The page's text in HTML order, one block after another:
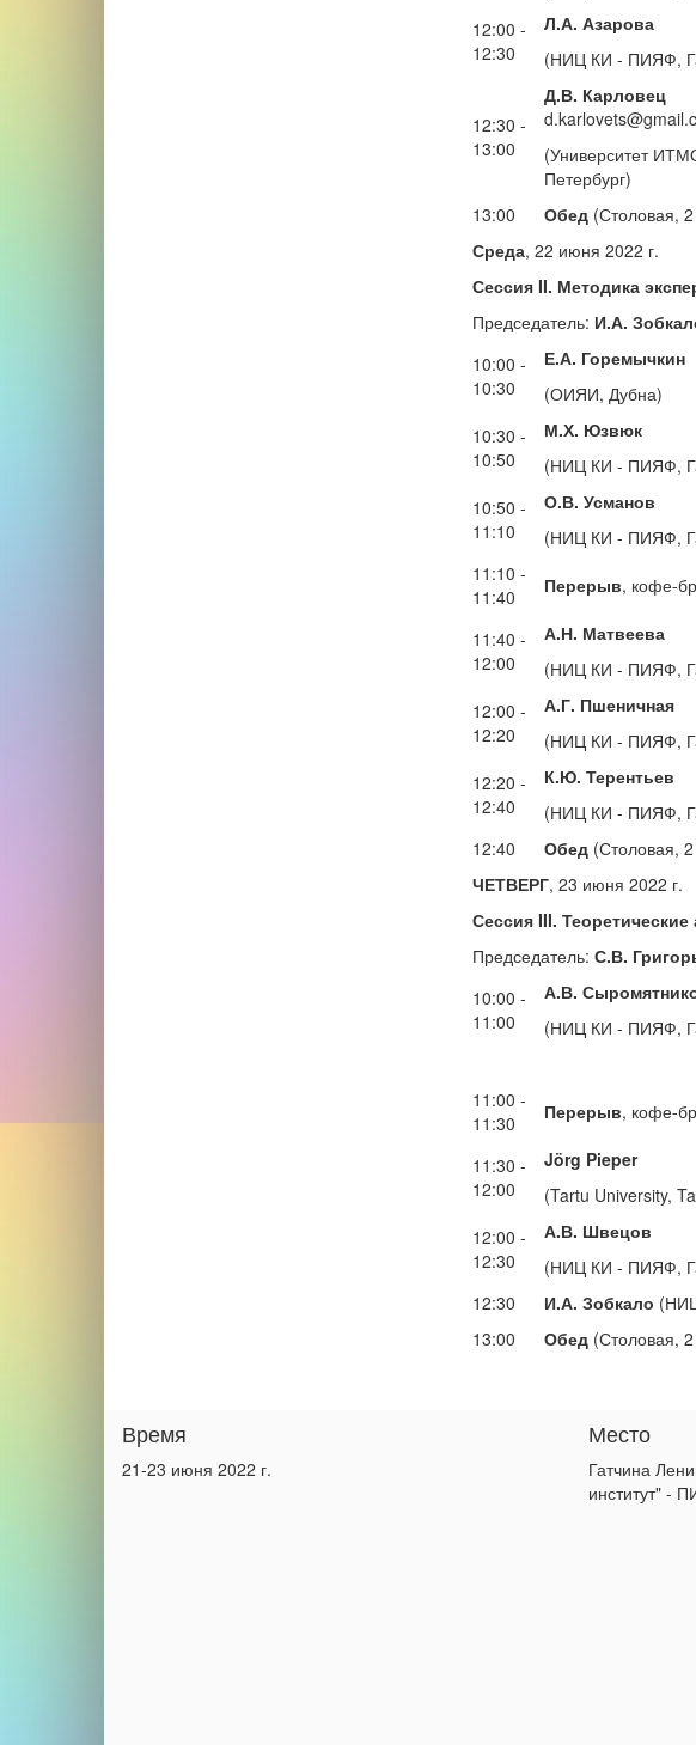
12:00 -
12:30
Л.А. Азарова
(НИЦ КИ - ПИЯФ,
12:30 -
13:00
Д.В. Карловец
(Университет
Петербург)
13:00 Обед(Столовая, 2
Среда, 22 июня 2022 г.
Сессия II. Методика
Председатель: И.А.
10:00 -
10:30
Е.А. Горемычкин
(ОИЯИ, Дубна)
10:30 -
10:50
М.Х. Юзвюк
(НИЦ КИ - ПИЯФ,
10:50 -
11:10
О.В. Усманов
(НИЦ КИ - ПИЯФ,
11:10 -
11:40
Перерыв, кофе-
11:40 -
12:00
А.Н. Матвеева
(НИЦ КИ - ПИЯФ,
12:00 -
12:20
А.Г. Пшеничная
(НИЦ КИ - ПИЯФ,
12:20 -
12:40
К.Ю. Терентьев
(НИЦ КИ - ПИЯФ,
12:40 Обед(Столовая, 2
ЧЕТВЕРГ, 23 июня 2022 г.
Сессия III.
Председатель: С.В.
10:00 -
11:00
А.В.
(НИЦ КИ - ПИЯФ,
11:00 -
11:30
Перерыв, кофе-
11:30 -
12:00
Jörg Pieper
(Tartu University,
12:00 -
12:30
А.В. Швецов
(НИЦ КИ - ПИЯФ,
12:30
И.А. Зобкало
13:00
Обед(Столовая, 2
Время
21-23 июня 2022 г.
Место
Гатчина
институт" -